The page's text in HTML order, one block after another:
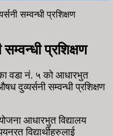
सम्वन्धी प्रशिक्षण
सम्वन्धी प्रशिक्षण
वडा नं. ५ को आधारभुत
दुव्यर्सनी सम्वन्धी प्रशिक्षण
आधारभुत विद्यालय
विद्यार्थीहरुलाई